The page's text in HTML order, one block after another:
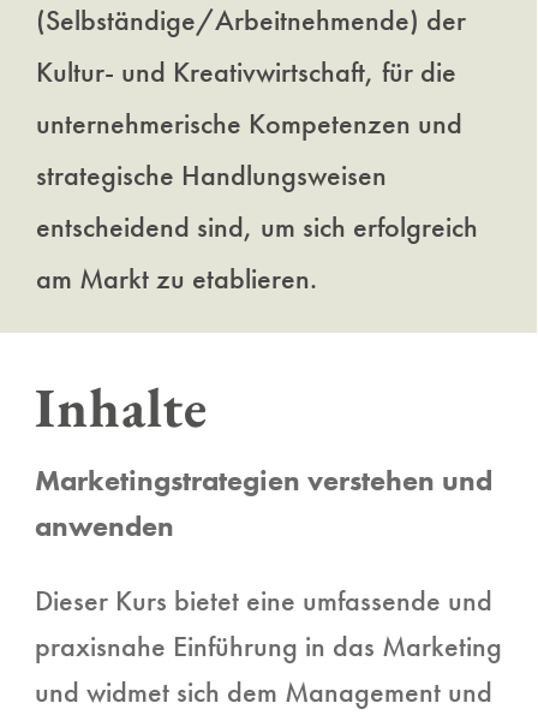
(Selbständige/Arbeitnehmende) der
Kultur- und Kreativwirtschaft, für die
unternehmerische Kompetenzen und
strategische Handlungsweisen
entscheidend sind, um sich erfolgreich
am Markt zu etablieren.
Inhalte
Marketingstrategien verstehen und
anwenden
Dieser Kurs bietet eine umfassende und
praxisnahe Einführung in das Marketing
und widmet sich dem Management und